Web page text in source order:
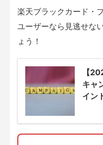
楽天ブラックカード・
ユーザーなら見逃せな
ょう！
【
キャ
イン